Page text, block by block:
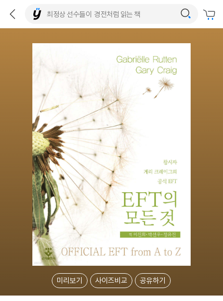
미리보기 사이즈비교 공유하기